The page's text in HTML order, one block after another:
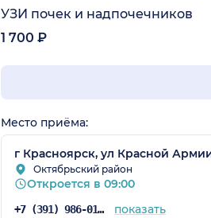
УЗИ почек и надпочечников
1 700 ₽
Место приёма:
г Красноярск, ул Красной
Октябрьский район
Откроется в 09:00
+7 (391) 986-01-54 показать